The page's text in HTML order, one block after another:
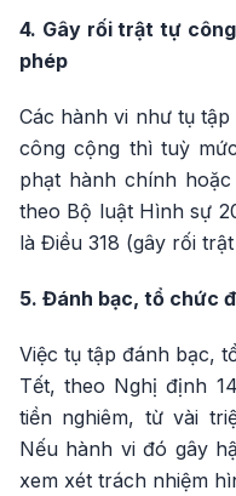
4. Gây rối trật tự
phép
Các hành vi như tụ
công cộng thì tuỳ
phạt hành chính
theo Bộ luật Hình sự
là Điều 318 (gây rối
5. Đánh bạc, tổ chức
Việc tụ tập đánh bạc,
Tết, theo Nghị định
tiền nghiêm, từ vài
Nếu hành vi đó gây
xem xét trách nhiệm